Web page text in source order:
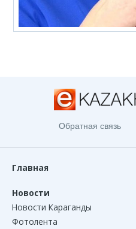
Обратная связь
Главная
Новости
Новости Караганды
Фотолента